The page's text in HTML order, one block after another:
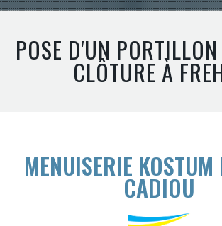
POSE D'UN
CLÔTURE À
MENUISERIE KOSTUM
CADIOU